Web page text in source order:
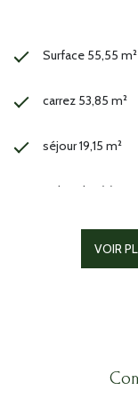
Surface 55,55 m²
carrez 53,85 m²
séjour 19,15 m²
2 chambre(s)
cuisine séparée
exposition Sud-
VOIR